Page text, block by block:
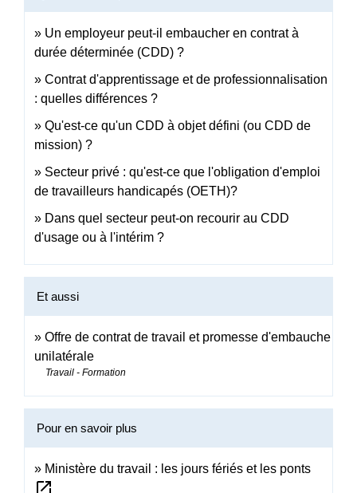
Un employeur peut-il embaucher en contrat à
durée déterminée (CDD) ?
Contrat d'apprentissage et de professionnalisation
: quelles différences ?
Qu'est-ce qu'un CDD à objet défini (ou CDD de
mission) ?
Secteur privé : qu'est-ce que l'obligation d'emploi
de travailleurs handicapés (OETH)?
Dans quel secteur peut-on recourir au CDD
d'usage ou à l'intérim ?
Et aussi
Offre de contrat de travail et promesse d'embauche
unilatérale
Travail - Formation
Pour en savoir plus
Ministère du travail : les jours fériés et les ponts
open_in_new